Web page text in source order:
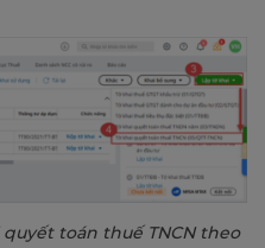
toán thuế TNCN theo